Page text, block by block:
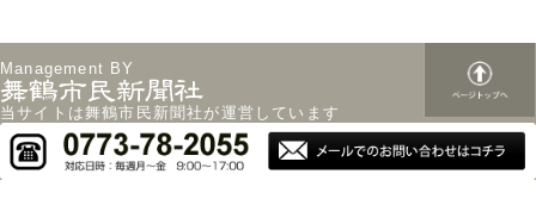
Management BY
当サイトは舞鶴市民新聞社が運営しています